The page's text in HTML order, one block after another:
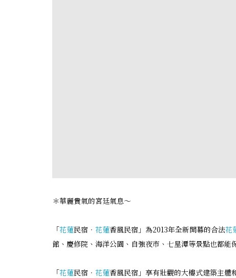
＊華麗貴氣的宮廷氣息～
「花蓮民宿． 花蓮香風民宿」為2013年全新開幕的合法花
館、慶修院、海洋公園、自強夜市、七星潭等景點也都
「花蓮民宿． 花蓮香風民宿」享有壯觀的大樓式建築主體